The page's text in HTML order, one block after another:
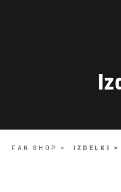
FAN SHOP > IZDELKI >